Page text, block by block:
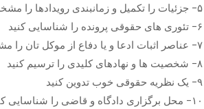
۵- جزئیات را تکمیل و زمانبندی رویدادها را مشخص کنید
۶- تئوری های حقوقی پرونده را شناسایی کنید
۷- عناصر اثبات ادعا و یا دفاع از موکل تان را مشخص کنید
۸- شخصیت ها و نهادهای کلیدی را ترسیم کنید
۹- یک نظریه حقوقی خوب تدوین کنید
۱۰- محل برگزاری دادگاه و قاضی را شناسایی کنید